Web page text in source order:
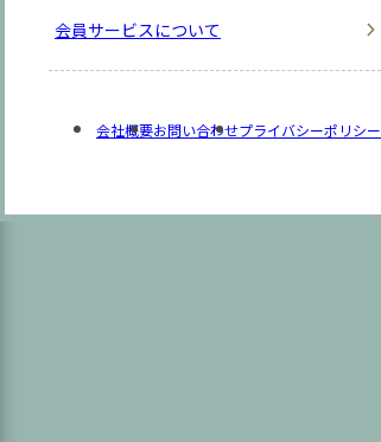
会員サービスについて
会社概要お問い合わせプライバシーポリシー